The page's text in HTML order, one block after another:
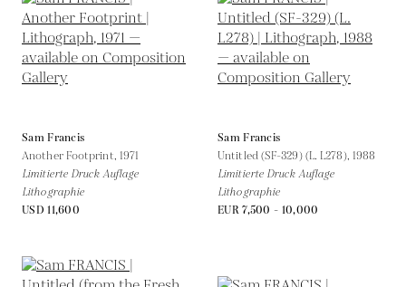
Sam Francis
Another Footprint, 1971
Limitierte Druck Auflage
Lithographie
USD 11,600
Sam Francis
Untitled (SF-329) (L. L278), 1988
Limitierte Druck Auflage
Lithographie
EUR 7,500 - 10,000